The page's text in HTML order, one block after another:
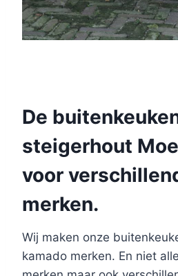
De
steigerhout
voor
merken.
Wij maken onze
kamado merken. En niet